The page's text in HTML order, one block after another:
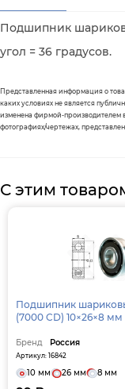
Подшипник
угол = 36 градусов.
Представленная информация о
каких условиях не является
изменена фирмой-производителем
фотографиях/чертежах,
С этим
Подшипник
(7000 CD) 10×26×8 мм
Бренд Россия
Артикул: 16842
10 мм 26 мм 8 мм